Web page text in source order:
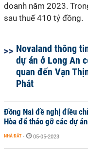
doanh năm 2023.
sau thuế 410 tỷ đồng.
Novaland thông
dự án ở Long An
quan đến Vạn
Phát
Đồng Nai đề nghị điều
Hòa để tháo gỡ các dự
NHÀ ĐẤT - 05-05-2023